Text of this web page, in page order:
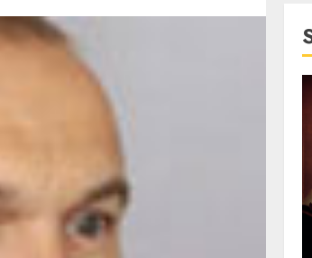
ce atrage Clujul tinerii si
pe cei mai in varsta an de